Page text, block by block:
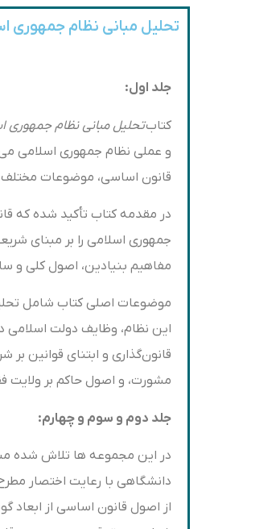
تحلیل مبانی نظام جمهوری
جلد اول:
کتابتحلیل مبانی نظام جمهوری
و عملی نظام جمهوری اسلامی
قانون اساسی، موضوعات مختلف
در مقدمه کتاب تأکید شده که
جمهوری اسلامی را بر مبنای
مفاهیم بنیادین، اصول کلی و
موضوعات اصلی کتاب شامل
این نظام، وظایف دولت اسلامی
قانون‌گذاری و ابتنای قوانین
مشورت، و اصول حاکم بر ولایت
جلد دوم و سوم و چهارم:
در این مجموعه ها تلاش شده
دانشگاهی با رعایت اختصار
از اصول قانون اساسی از ابعاد